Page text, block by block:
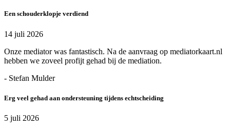
Een schouderklopje verdiend
14 juli 2026
Onze mediator was fantastisch. Na de aanvraag op mediatorkaart.nl
hebben we zoveel profijt gehad bij de mediation.
- Stefan Mulder
Erg veel gehad aan ondersteuning tijdens echtscheiding
5 juli 2026